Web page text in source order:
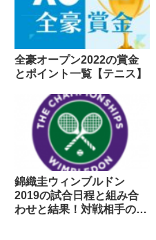
全豪オープン2022の賞金
とポイント一覧【テニス】
錦織圭ウィンブルドン
2019の試合日程と組み合
わせと結果！対戦相手のプ